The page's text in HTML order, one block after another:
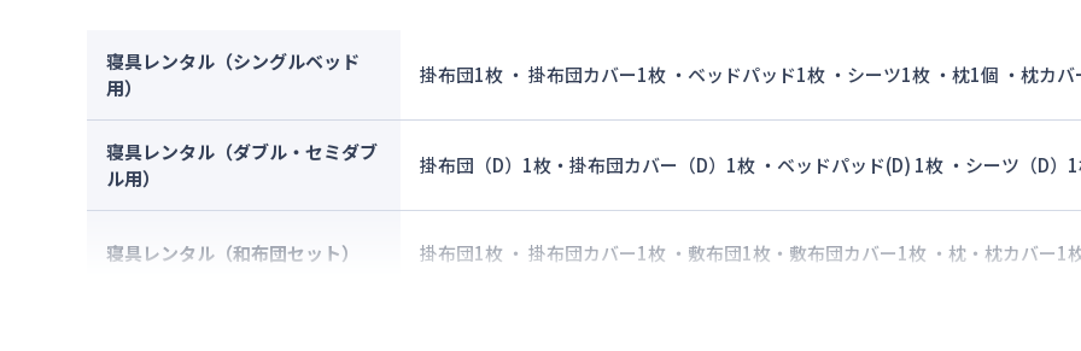
寝具レンタル（シングルベッド
用）
掛布団1枚 ・ 掛布団カバー1枚 ・ベッドパッド1枚 ・シーツ1枚 ・枕1個 ・枕カ
寝具レンタル（ダブル・セミダブ
ル用）
掛布団（D）1枚・掛布団カバー（D）1枚 ・ベッドパッド(D) 1枚 ・シーツ（D）
寝具レンタル（和布団セット） 掛布団1枚 ・ 掛布団カバー1枚 ・敷布団1枚・敷布団カバー1枚 ・枕・枕カバー1